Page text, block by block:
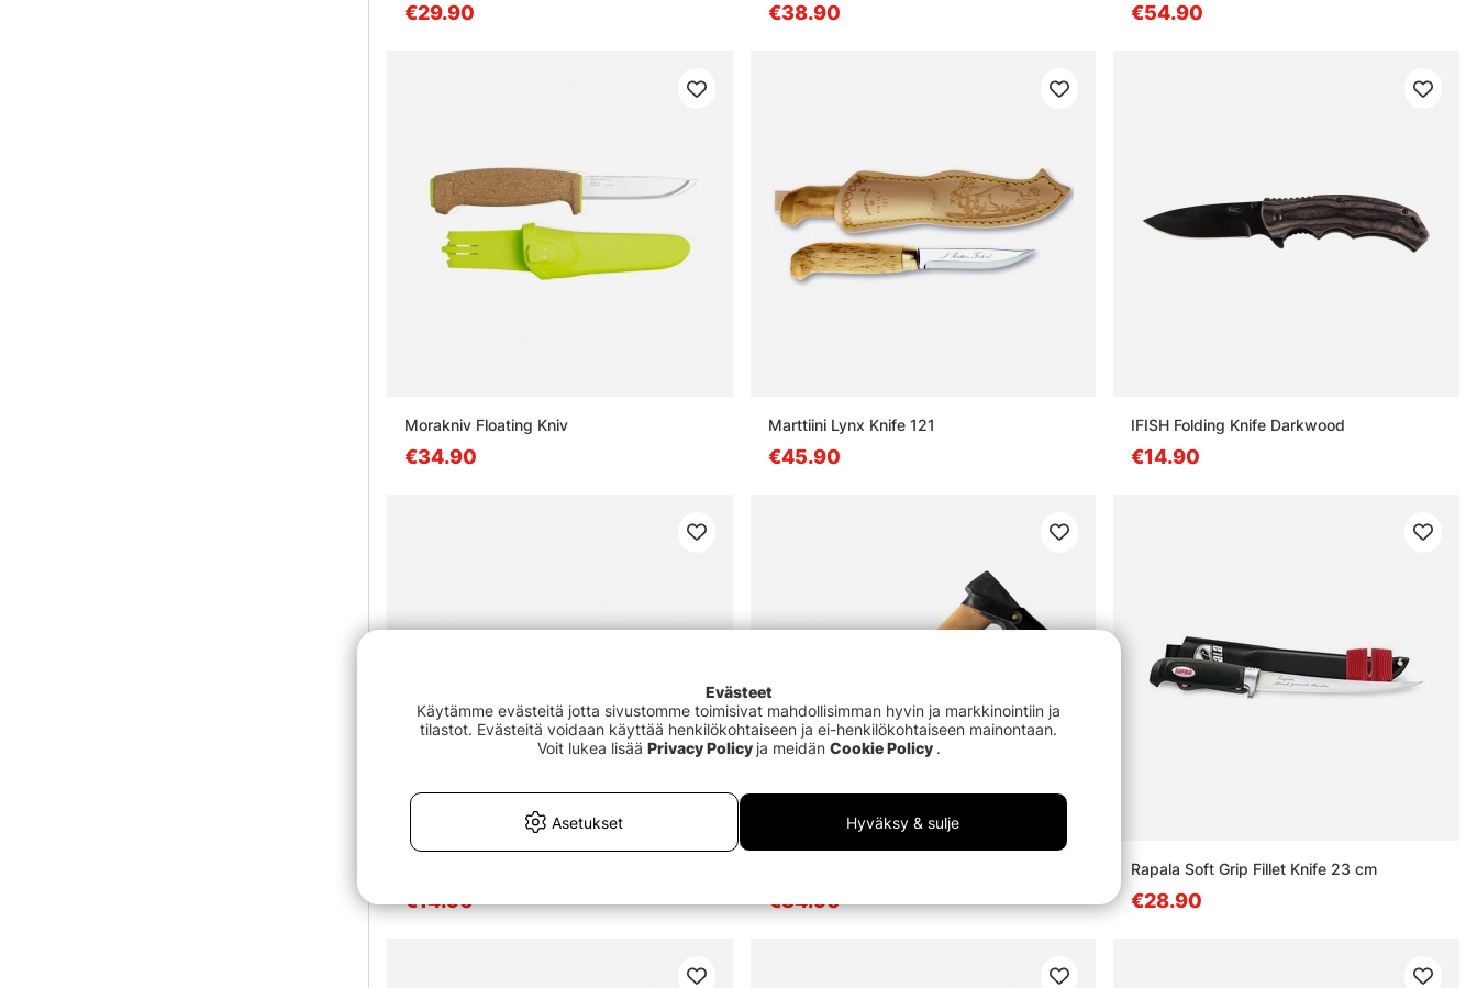
€29.90 €38.90 €54.90
Morakniv Floating Kniv
€34.90
Marttiini Lynx Knife 121
€45.90
IFISH Folding Knife Darkwood
€14.90
€14.90 €34.90
Rapala Soft Grip Fillet Knife 23 cm
€28.90
Evästeet
Käytämme evästeitä jotta sivustomme toimisivat mahdollisimman hyvin ja markkinointiin ja
tilastot. Evästeitä voidaan käyttää henkilökohtaiseen ja ei-henkilökohtaiseen mainontaan.
Voit lukea lisää Privacy Policy ja meidän Cookie Policy .
Asetukset Hyväksy & sulje